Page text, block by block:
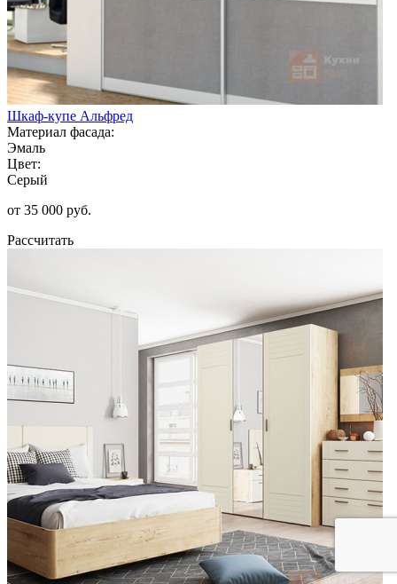
Шкаф-купе Альфред
Материал фасада:
Эмаль
Цвет:
Серый
от 35 000 руб.
Рассчитать